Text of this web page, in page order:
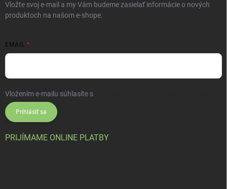
Vložte svoj e-mail a my Vám budeme zasielať informácie o nových
produktoch na našom e-shope.
EMAIL
Vložením e-mailu súhlasíte s
Prihlásiť sa
PRIJÍMAME ONLINE PLATBY